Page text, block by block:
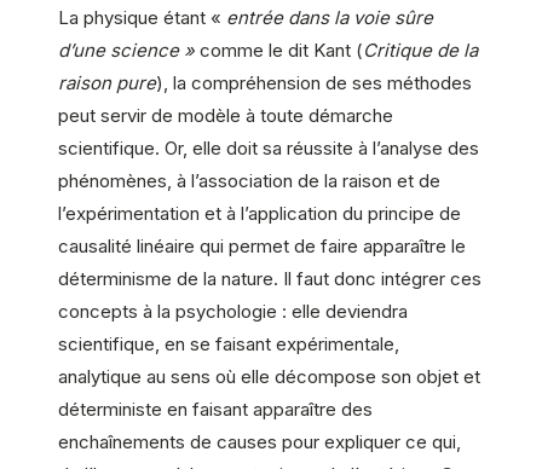
La physique étant « entrée dans la voie sûre
d’une science » comme le dit Kant (Critique de la
raison pure), la compréhension de ses méthodes
peut servir de modèle à toute démarche
scientifique. Or, elle doit sa réussite à l’analyse des
phénomènes, à l’association de la raison et de
l’expérimentation et à l’application du principe de
causalité linéaire qui permet de faire apparaître le
déterminisme de la nature. Il faut donc intégrer ces
concepts à la psychologie : elle deviendra
scientifique, en se faisant expérimentale,
analytique au sens où elle décompose son objet et
déterministe en faisant apparaître des
enchaînements de causes pour expliquer ce qui,